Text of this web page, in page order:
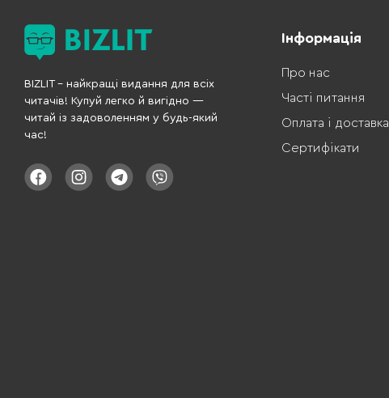
BIZLIT – найкращі видання для всіх
читачів! Купуй легко й вигідно —
читай із задоволенням у будь-який
час!
Інформація
Про нас
Часті питання
Оплата і доставка
Сертифікати